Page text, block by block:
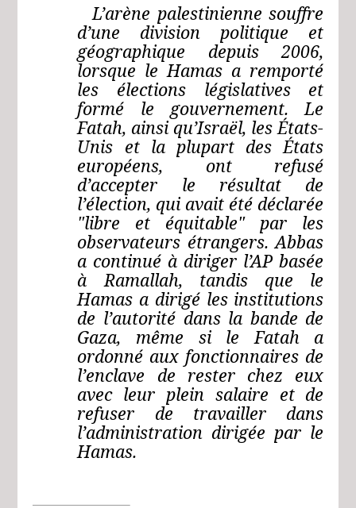
L’arène palestinienne souffre
d’une division politique et
géographique depuis 2006,
lorsque le Hamas a remporté
les élections législatives et
formé le gouvernement. Le
Fatah, ainsi qu’Israël, les États-
Unis et la plupart des États
européens, ont refusé
d’accepter le résultat de
l’élection, qui avait été déclarée
"libre et équitable" par les
observateurs étrangers. Abbas
a continué à diriger l’AP basée
à Ramallah, tandis que le
Hamas a dirigé les institutions
de l’autorité dans la bande de
Gaza, même si le Fatah a
ordonné aux fonctionnaires de
l’enclave de rester chez eux
avec leur plein salaire et de
refuser de travailler dans
l’administration dirigée par le
Hamas.